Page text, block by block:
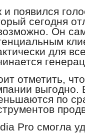
и появился
сегодня
Он
для
отметить,
выгодно.
по
Pro смогла